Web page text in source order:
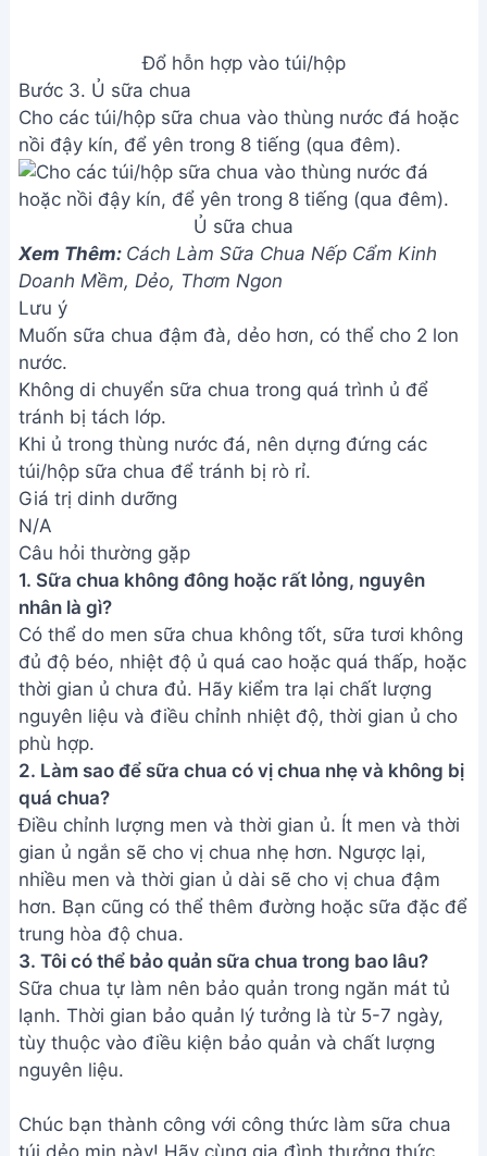
Giá trị dinh dưỡng
N/A
Câu hỏi thường gặp
1. Sữa chua không đông hoặc rất lỏng, nguyên
nhân là gì?
Có thể do men sữa chua không tốt, sữa tươi không
đủ độ béo, nhiệt độ ủ quá cao hoặc quá thấp, hoặc
thời gian ủ chưa đủ. Hãy kiểm tra lại chất lượng
nguyên liệu và điều chỉnh nhiệt độ, thời gian ủ cho
phù hợp.
2. Làm sao để sữa chua có vị chua nhẹ và không bị
quá chua?
Điều chỉnh lượng men và thời gian ủ. Ít men và thời
gian ủ ngắn sẽ cho vị chua nhẹ hơn. Ngược lại,
nhiều men và thời gian ủ dài sẽ cho vị chua đậm
hơn. Bạn cũng có thể thêm đường hoặc sữa đặc để
trung hòa độ chua.
3. Tôi có thể bảo quản sữa chua trong bao lâu?
Sữa chua tự làm nên bảo quản trong ngăn mát tủ
lạnh. Thời gian bảo quản lý tưởng là từ 5-7 ngày,
tùy thuộc vào điều kiện bảo quản và chất lượng
nguyên liệu.
Chúc bạn thành công với công thức làm sữa chua
túi dẻo mịn này! Hãy cùng gia đình thưởng thức
những hủ sữa chua thơm ngon, tự tay làm ra nhé.
Đừng quên chia sẻ thành quả của bạn với chúng
tôi!
Bài viết liên quan
Cách Làm Sữa Chua Dẻo Ngon
Tuyệt, Dễ Làm Tại Nhà
Cách làm sữa chua ngon, dễ
nhất tại nhà - Bếp Yên Bình
Làm sữa chua Ông Thọ sánh mịn
tại nhà - Công thức đơn giản dễ